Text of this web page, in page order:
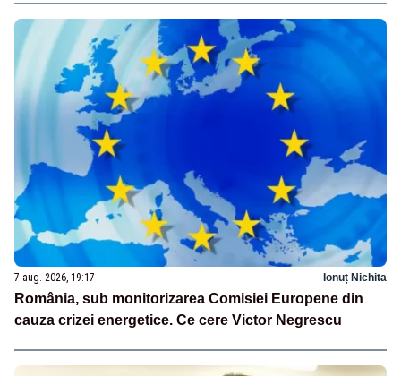
7 aug. 2026, 19:17 Ionuț Nichita
România, sub monitorizarea Comisiei Europene din
cauza crizei energetice. Ce cere Victor Negrescu